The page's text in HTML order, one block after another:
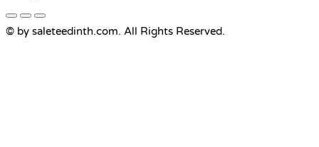
© by saleteedinth.com. All Rights Reserved.